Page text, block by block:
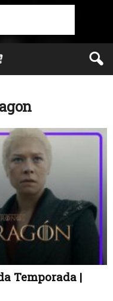
Temporada |